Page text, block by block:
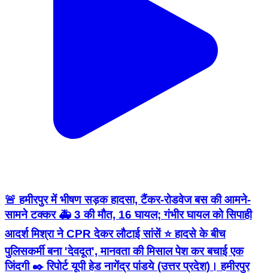
🚨 हमीरपुर में भीषण सड़क हादसा, टैंकर-रोडवेज बस की आमने-
सामने टक्कर 🚑 3 की मौत, 16 घायल; गंभीर घायल को सिपाही
आदर्श मिश्रा ने CPR देकर लौटाई सांसें ⭐ हादसे के बीच
पुलिसकर्मी बना 'देवदूत', मानवता की मिसाल पेश कर बचाई एक
जिंदगी ✒️ रिपोर्ट यूपी हेड नागेंद्र पांडये (उत्तर प्रदेश)। हमीरपुर